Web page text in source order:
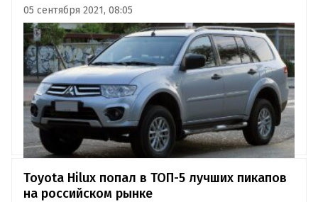
экземпляры возрастом в 10-15 лет не утрачивают
своих основных эксплуатационных качеств.
05 сентября 2021, 08:05
Toyota Hilux попал в ТОП-5 лучших пикапов
на российском рынке